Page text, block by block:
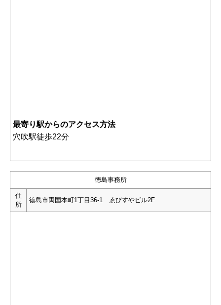
最寄り駅からのアクセス方法
穴吹駅徒歩22分
徳島事務所
住
所
徳島市両国本町1丁目36-1 ゑびすやビル2F